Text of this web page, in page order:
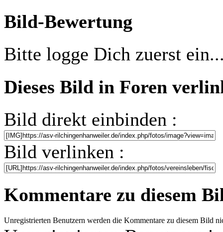
Bild-Bewertung
Bitte logge Dich zuerst
Dieses Bild in Foren
Bild direkt einbinden :
Bild verlinken :
Kommentare zu diesem
Unregistrierten Benutzern werden die Kommentare zu diesem Bild